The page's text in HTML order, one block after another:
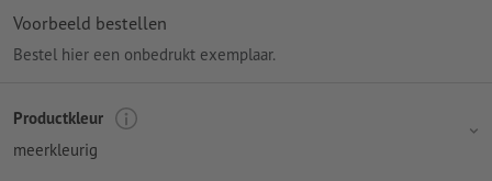
Voorbeeld bestellen
Bestel hier een onbedrukt exemplaar.
Productkleur
meerkleurig